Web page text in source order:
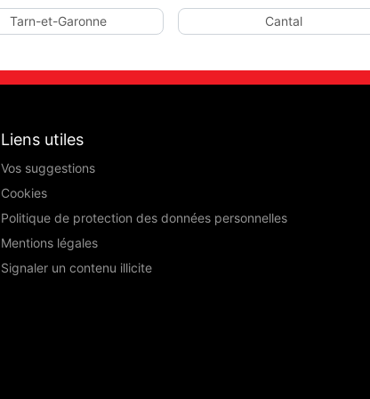
Tarn-et-Garonne Cantal
Liens utiles
Vos suggestions
Cookies
Politique de protection des données personnelles
Mentions légales
Signaler un contenu illicite